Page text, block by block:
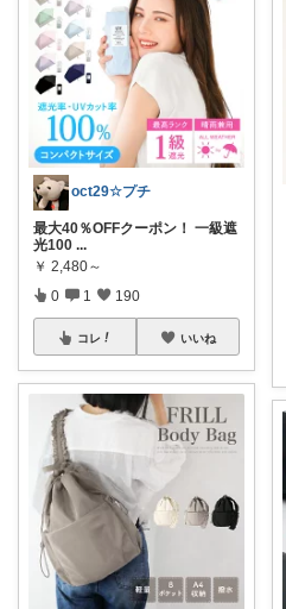
oct29☆プチ
最大40％OFFクーポン！ 一級遮
光100 ...
￥ 2,480～
0 1 190
コレ いいね